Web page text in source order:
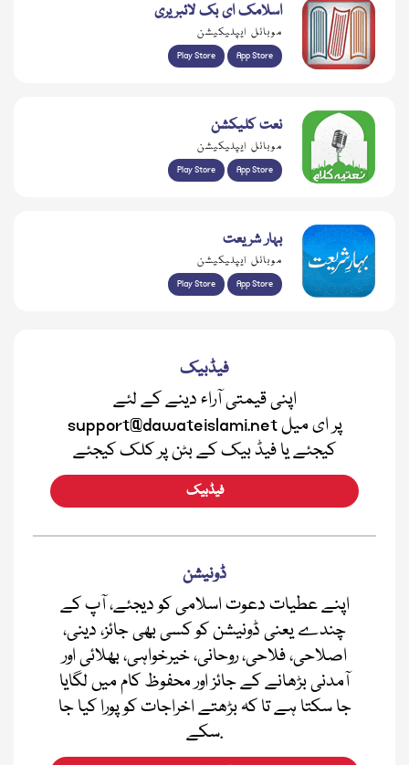
اسلامک ای بک لائبریری
موبائل ایپلیکیشن
Play Store App Store
نعت کلیکشن
موبائل ایپلیکیشن
Play Store App Store
بہار شریعت
موبائل ایپلیکیشن
Play Store App Store
فیڈبیک
اپنی قیمتی آراء دینے کے لئے
support@dawateislami.net پر ای میل
کیجئے یا فیڈ بیک کے بٹن پر کلک کیجئے
فیڈبیک
ڈونیشن
اپنے عطیات دعوت اسلامی کو دیجئے، آپ کے
چندے یعنی ڈونیشن کو کسی بھی جائز، دینی،
اصلاحی، فلاحی، روحانی، خیرخواہی، بھلائی اور
آمدنی بڑھانے کے جائز اور محفوظ کام میں لگایا
جا سکتا ہے تا کہ بڑھتے اخراجات کو پورا کیا جا
سکے.